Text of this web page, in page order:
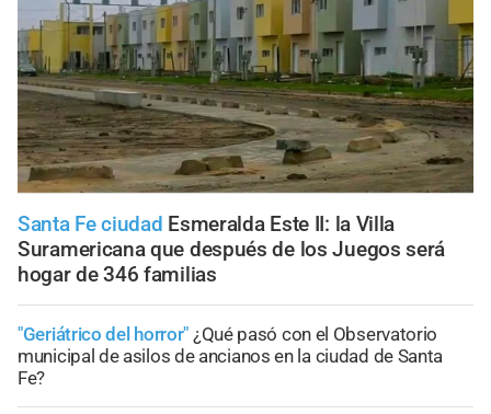
Santa Fe ciudad Esmeralda Este II: la Villa
Suramericana que después de los Juegos será
hogar de 346 familias
"Geriátrico del horror" ¿Qué pasó con el Observatorio
municipal de asilos de ancianos en la ciudad de Santa
Fe?